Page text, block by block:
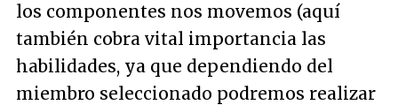
los componentes nos movemos (aquí
también cobra vital importancia las
habilidades, ya que dependiendo del
miembro seleccionado podremos realizar